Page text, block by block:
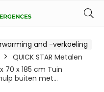
and -verkoeling
QUICK STAR Metalen
70 x 185 cm Tuin
buiten met…